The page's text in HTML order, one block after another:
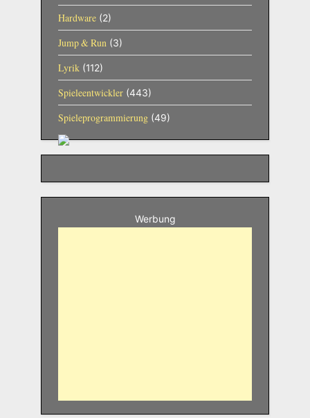
Hardware (2)
Jump & Run (3)
Lyrik (112)
Spieleentwickler (443)
Spieleprogrammierung (49)
Werbung